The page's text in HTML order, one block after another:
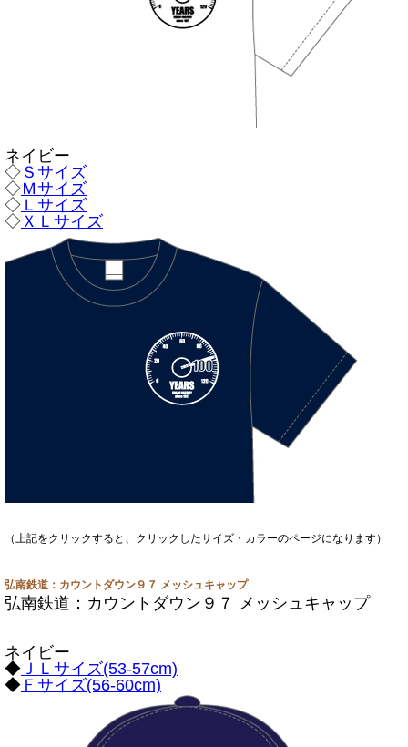
ネイビー
◇ Ｓサイズ
◇Ｍサイズ
◇ Ｌサイズ
◇ ＸＬサイズ
（上記をクリックすると、クリックしたサイズ・カラーのページになります）
弘南鉄道：カウントダウン９７ メッシュキャップ
弘南鉄道：カウントダウン９７ メッシュキャップ
ネイビー
◆ ＪＬサイズ(53-57cm)
◆ Ｆサイズ(56-60cm)